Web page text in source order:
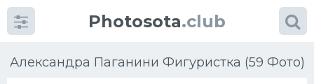
Photosota.club
Александра Паганини Фигуристка (59 Фото)